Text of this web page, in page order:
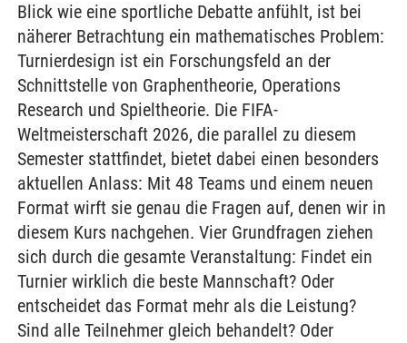
Blick wie eine sportliche Debatte anfühlt, ist bei
näherer Betrachtung ein mathematisches Problem:
Turnierdesign ist ein Forschungsfeld an der
Schnittstelle von Graphentheorie, Operations
Research und Spieltheorie. Die FIFA-
Weltmeisterschaft 2026, die parallel zu diesem
Semester stattfindet, bietet dabei einen besonders
aktuellen Anlass: Mit 48 Teams und einem neuen
Format wirft sie genau die Fragen auf, denen wir in
diesem Kurs nachgehen. Vier Grundfragen ziehen
sich durch die gesamte Veranstaltung: Findet ein
Turnier wirklich die beste Mannschaft? Oder
entscheidet das Format mehr als die Leistung?
Sind alle Teilnehmer gleich behandelt? Oder